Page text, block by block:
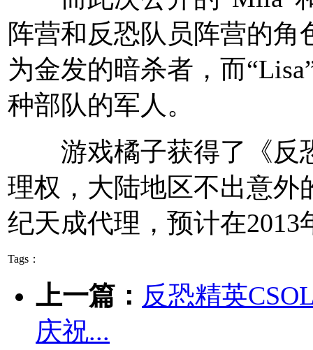
阵营和反恐队员阵营的角
为金发的暗杀者，而
种部队的军人。
游戏橘子获得了《反
理权，大陆地区不出意外
纪天成代理，预计在2013
Tags：
上一篇： 反恐精英
庆祝...